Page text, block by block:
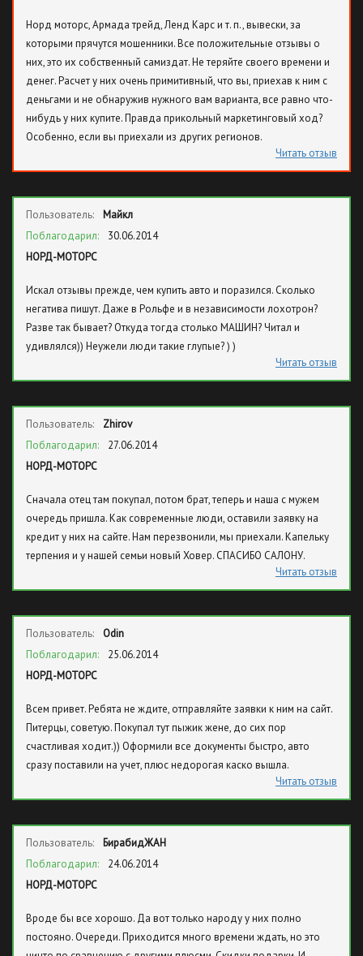
авто. После этих красиво жалобных слов мне сказали, что не
рискуйте. Тогда я спросил, а как же мой кредит, на что девушка
ответила после того, как вы приедете, мы только отправим ваши
документы на рассмотрение в банк и только если повезет, вам
одобрят. Так вот, народ, не видитесь на эти тупые уловки и
знайте Бесплатно только сыр в мышеловке и то если быть очень
ловким.
Норд моторс, Армада трейд, Ленд Карс и т. п., вывески, за
которыми прячутся мошенники. Все положительные отзывы о
них, это их собственный самиздат. Не теряйте своего времени и
денег. Расчет у них очень примитивный, что вы, приехав к ним с
деньгами и не обнаружив нужного вам варианта, все равно что-
нибудь у них купите. Правда прикольный маркетинговый ход?
Особенно, если вы приехали из других регионов.
Читать отзыв
Пользователь:
Майкл
Поблагодарил:
30.06.2014
НОРД-МОТОРС
Искал отзывы прежде, чем купить авто и поразился. Сколько
негатива пишут. Даже в Рольфе и в независимости лохотрон?
Разве так бывает? Откуда тогда столько МАШИН? Читал и
удивлялся)) Неужели люди такие глупые? ) )
Читать отзыв
Пользователь:
Zhirov
Поблагодарил:
27.06.2014
НОРД-МОТОРС
Сначала отец там покупал, потом брат, теперь и наша с мужем
очередь пришла. Как современные люди, оставили заявку на
кредит у них на сайте. Нам перезвонили, мы приехали. Капельку
терпения и у нашей семьи новый Ховер. СПАСИБО САЛОНУ.
Читать отзыв
Пользователь:
Odin
Поблагодарил:
25.06.2014
НОРД-МОТОРС
Всем привет. Ребята не ждите, отправляйте заявки к ним на сайт.
Питерцы, советую. Покупал тут пыжик жене, до сих пор
счастливая ходит.)) Оформили все документы быстро, авто
сразу поставили на учет, плюс недорогая каско вышла.
Читать отзыв
Пользователь:
БирабидЖАН
Поблагодарил:
24.06.2014
НОРД-МОТОРС
Вроде бы все хорошо. Да вот только народу у них полно
постояно. Очереди. Приходится много времени ждать, но это